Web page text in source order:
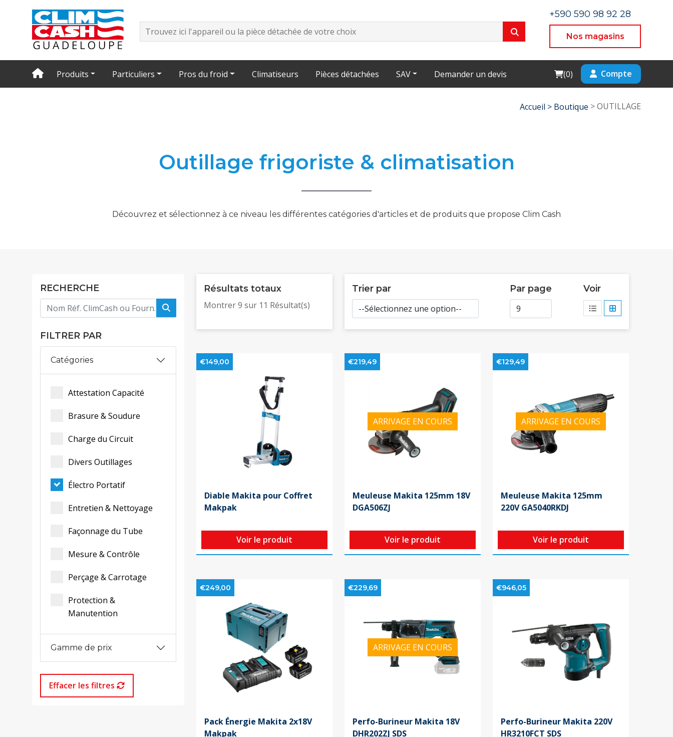
+590 590 98 92 28
Nos magasins
Produits Particuliers Pros du froid Climatiseurs Pièces détachées SAV Demander un devis Cart
(0) Compte
Accueil > Boutique > OUTILLAGE
Outillage frigoriste & climatisation
Découvrez et sélectionnez à ce niveau les différentes catégories d'articles et de produits que propose Clim Cash
RECHERCHE
FILTRER PAR
Catégories
Attestation Capacité
Brasure & Soudure
Charge du Circuit
Divers Outillages
Électro Portatif
Entretien & Nettoyage
Façonnage du Tube
Mesure & Contrôle
Perçage & Carrotage
Protection &
Manutention
Gamme de prix
Effacer les filtres
Résultats totaux
Montrer9 sur 11 Résultat(s)
Trier par Par page Voir
€149,00
Diable Makita pour Coffret
Makpak
Voir le produit
ARRIVAGE EN COURS
€219,49
Meuleuse Makita 125mm 18V
DGA506ZJ
Voir le produit
ARRIVAGE EN COURS
€129,49
Meuleuse Makita 125mm
220V GA5040RKDJ
Voir le produit
€249,00
Pack Énergie Makita 2x18V
Makpak
ARRIVAGE EN COURS
€229,69
Perfo-Burineur Makita 18V
DHR202ZJ SDS
€946,05
Perfo-Burineur Makita 220V
HR3210FCT SDS